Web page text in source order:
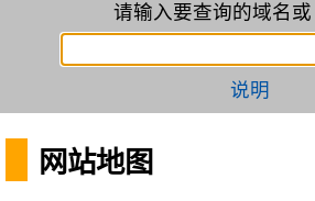
请输入要查询的域名
说明
网站地图